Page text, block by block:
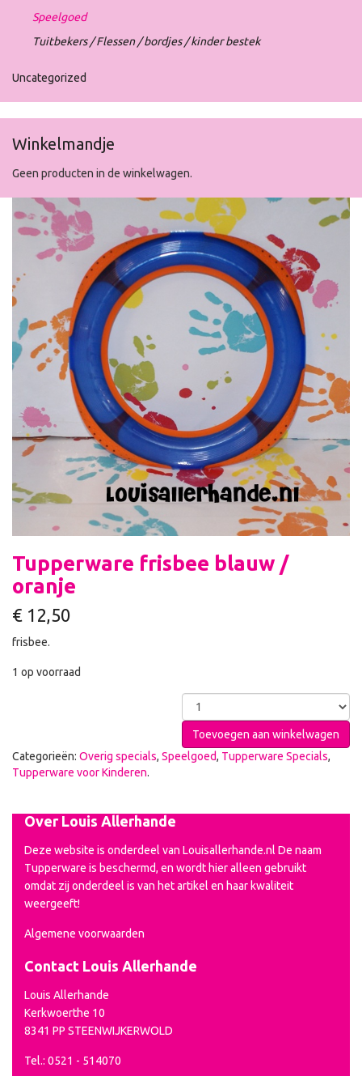
Speelgoed
Tuitbekers / Flessen / bordjes / kinder bestek
Uncategorized
Winkelmandje
Geen producten in de winkelwagen.
Tupperware frisbee blauw /
oranje
€ 12,50
frisbee.
1 op voorraad
Toevoegen aan winkelwagen
Categorieën: Overig specials, Speelgoed, Tupperware Specials,
Tupperware voor Kinderen.
Over Louis Allerhande
Deze website is onderdeel van Louisallerhande.nl De naam
Tupperware is beschermd, en wordt hier alleen gebruikt
omdat zij onderdeel is van het artikel en haar kwaliteit
weergeeft!
Algemene voorwaarden
Contact Louis Allerhande
Louis Allerhande
Kerkwoerthe 10
8341 PP STEENWIJKERWOLD
Tel.: 0521 - 514070